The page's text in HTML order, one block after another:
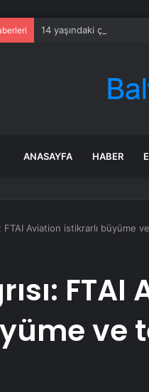
14 yaşındaki çocuk
ANASAYFA HABER
FTAI Aviation istikrarlı büyüme
FTAI
ve